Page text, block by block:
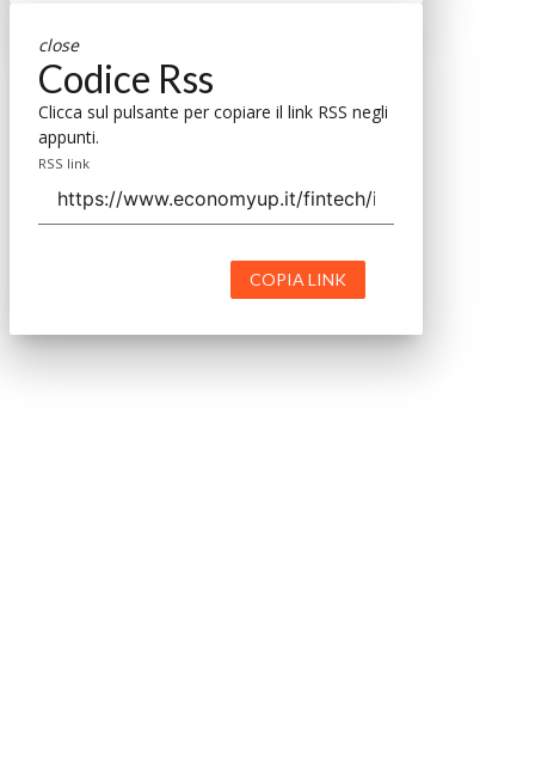
close
Codice Rss
Clicca sul pulsante per copiare il link RSS negli
appunti.
RSS link
COPIA LINK